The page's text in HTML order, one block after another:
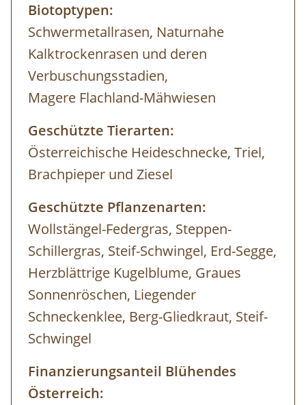
Biotoptypen:
Schwermetallrasen, Naturnahe
Kalktrockenrasen und deren
Verbuschungsstadien,
Magere Flachland-Mähwiesen
Geschützte Tierarten:
Österreichische Heideschnecke, Triel,
Brachpieper und Ziesel
Geschützte Pflanzenarten:
Wollstängel-Federgras, Steppen-
Schillergras, Steif-Schwingel, Erd-Segge,
Herzblättrige Kugelblume, Graues
Sonnenröschen, Liegender
Schneckenklee, Berg-Gliedkraut, Steif-
Schwingel
Finanzierungsanteil Blühendes
Österreich: